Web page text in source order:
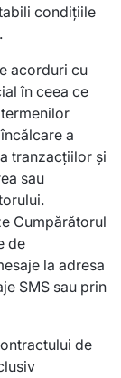
condițiile
acorduri cu
în ceea ce
a
tranzacțiilor și
sau
Cumpărătorul
de
la adresa
SMS sau prin
de